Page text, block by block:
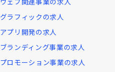
グラフィックの求人
アプリ開発の求人
ブランディング事業の求人
プロモーション事業の求人